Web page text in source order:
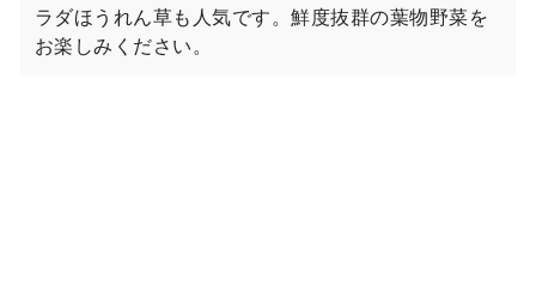
ラダほうれん草も人気です。鮮度抜群の葉物野菜を
お楽しみください。